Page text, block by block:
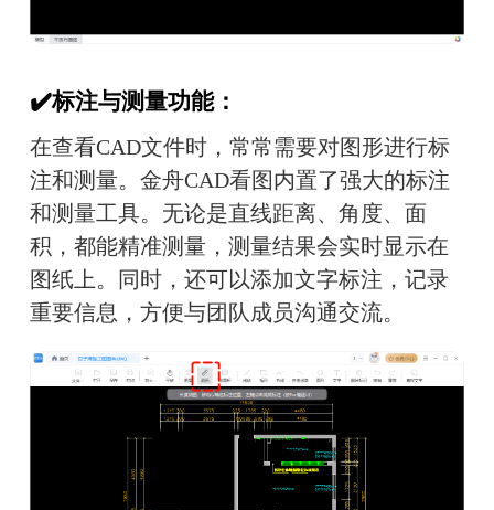
✔️标注与测量功能：
在查看CAD文件时，常常需要对图形进行标
注和测量。金舟CAD看图内置了强大的标注
和测量工具。无论是直线距离、角度、面
积，都能精准测量，测量结果会实时显示在
图纸上。同时，还可以添加文字标注，记录
重要信息，方便与团队成员沟通交流。